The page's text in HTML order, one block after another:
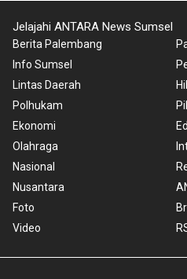
Jelajahi ANTARA News Sumsel
Berita Palembang
Info Sumsel
Lintas Daerah
Polhukam
Ekonomi
Olahraga
Nasional
Nusantara
Foto
Video